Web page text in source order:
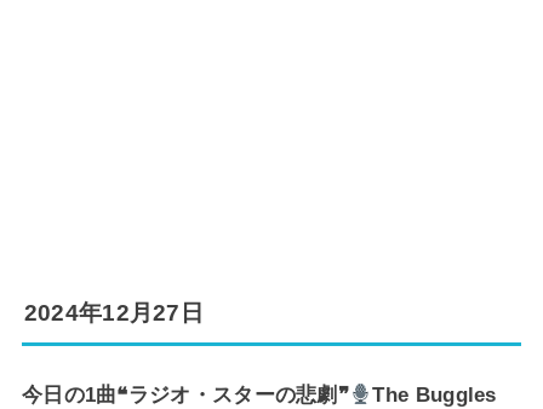
2024年12月27日
今日の1曲❝ラジオ・スターの悲劇❞
The Buggles